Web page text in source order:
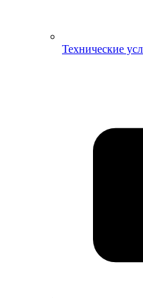
Технические